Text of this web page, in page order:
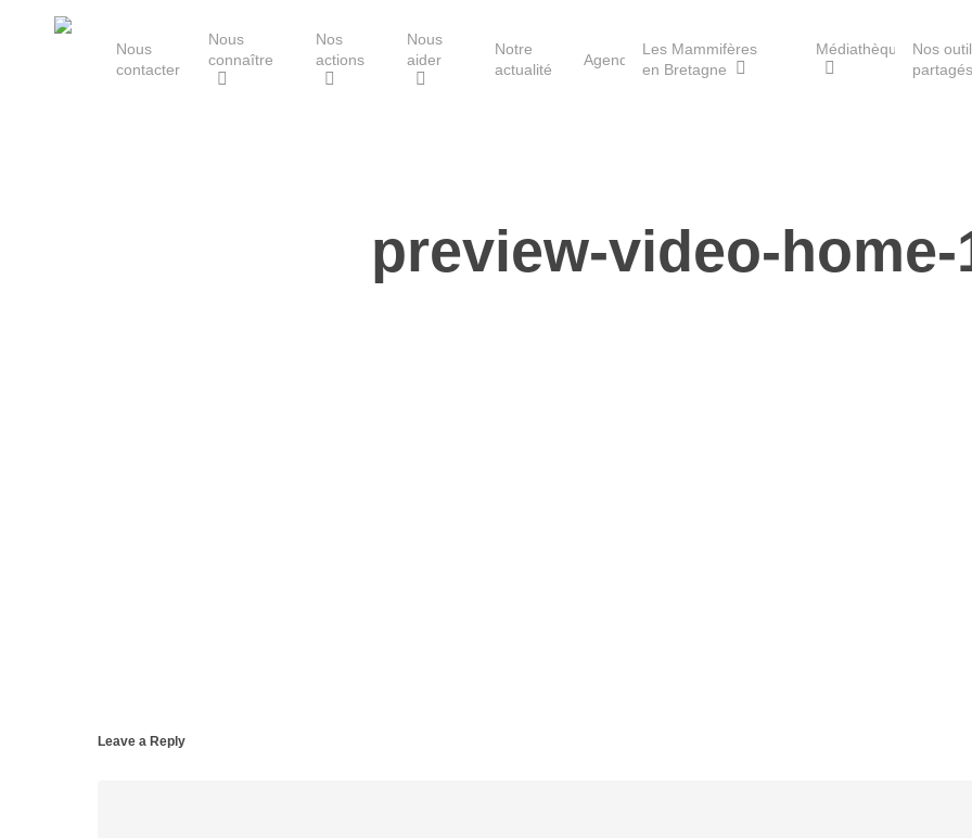
Nous
contacter
Nous
connaître
Nos
actions
Les Havres de paix pour la
loutre
Nous
aider
Notre
actualité
Agenda
Les Mammifères
en Bretagne
Médiathèque
Nos
partagés
preview-video-home-
Leave a Reply